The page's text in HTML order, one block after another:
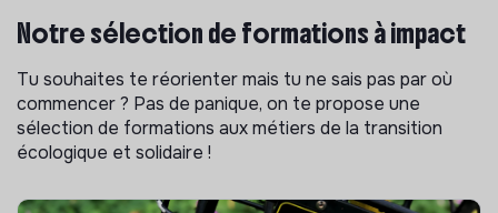
Notre sélection de formations à impact
Tu souhaites te réorienter mais tu ne sais pas par où
commencer ? Pas de panique, on te propose une
sélection de formations aux métiers de la transition
écologique et solidaire !